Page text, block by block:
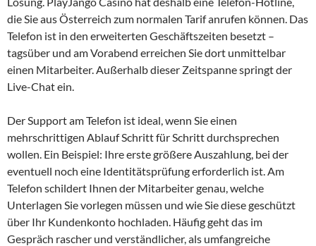
die Sie aus Österreich zum normalen Tarif anrufen können. Das
Telefon ist in den erweiterten Geschäftszeiten besetzt –
tagsüber und am Vorabend erreichen Sie dort unmittelbar
einen Mitarbeiter. Außerhalb dieser Zeitspanne springt der
Live-Chat ein.
Der Support am Telefon ist ideal, wenn Sie einen
mehrschrittigen Ablauf Schritt für Schritt durchsprechen
wollen. Ein Beispiel: Ihre erste größere Auszahlung, bei der
eventuell noch eine Identitätsprüfung erforderlich ist. Am
Telefon schildert Ihnen der Mitarbeiter genau, welche
Unterlagen Sie vorlegen müssen und wie Sie diese geschützt
über Ihr Kundenkonto hochladen. Häufig geht das im
Gespräch rascher und verständlicher, als umfangreiche